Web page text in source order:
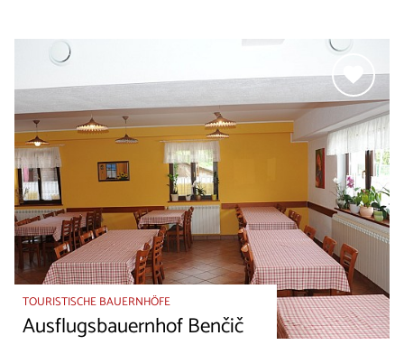
TOURISTISCHE BAUERNHÖFE
Ausflugsbauernhof Benčič